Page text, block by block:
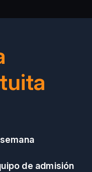
de admisión